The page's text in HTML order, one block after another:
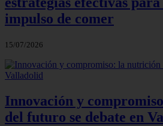
impulso de comer
15/07/2026
Innovación y
del futuro se debate en